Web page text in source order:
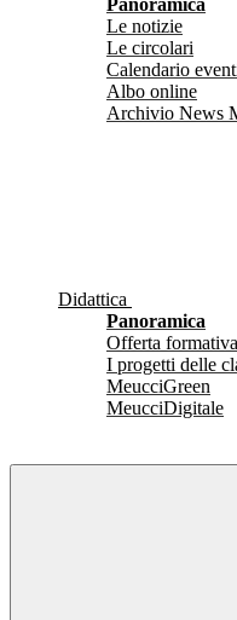
Panoramica
Le notizie
Le circolari
Calendario
Albo online
Archivio News
Didattica
Panoramica
Offerta formativa
I progetti delle
MeucciGreen
MeucciDigitale